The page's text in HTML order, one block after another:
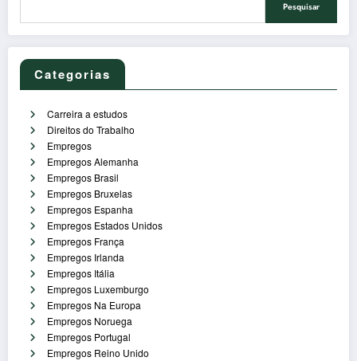
Pesquisar
Categorias
Carreira a estudos
Direitos do Trabalho
Empregos
Empregos Alemanha
Empregos Brasil
Empregos Bruxelas
Empregos Espanha
Empregos Estados Unidos
Empregos França
Empregos Irlanda
Empregos Itália
Empregos Luxemburgo
Empregos Na Europa
Empregos Noruega
Empregos Portugal
Empregos Reino Unido